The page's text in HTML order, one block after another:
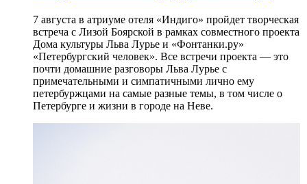
7 августа в атриуме отеля «Индиго» пройдет творческая
встреча с Лизой Боярской в рамках совместного проекта
Дома культуры Льва Лурье и «Фонтанки.ру»
«Петербургский человек». Все встречи проекта — это
почти домашние разговоры Льва Лурье с
примечательными и симпатичными лично ему
петербуржцами на самые разные темы, в том числе о
Петербурге и жизни в городе на Неве.